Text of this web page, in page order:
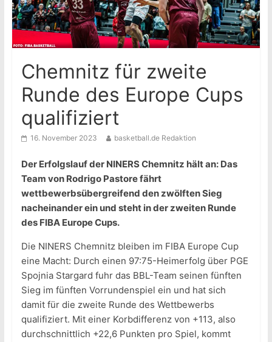
Chemnitz für zweite
Runde des Europe Cups
qualifiziert
16. November 2023 basketball.de Redaktion
Der Erfolgslauf der NINERS Chemnitz hält an: Das
Team von Rodrigo Pastore fährt
wettbewerbsübergreifend den zwölften Sieg
nacheinander ein und steht in der zweiten Runde
des FIBA Europe Cups.
Die NINERS Chemnitz bleiben im FIBA Europe Cup
eine Macht: Durch einen 97:75-Heimerfolg über PGE
Spojnia Stargard fuhr das BBL-Team seinen fünften
Sieg im fünften Vorrundenspiel ein und hat sich
damit für die zweite Runde des Wettbewerbs
qualifiziert. Mit einer Korbdifferenz von +113, also
durchschnittlich +22,6 Punkten pro Spiel, kommt